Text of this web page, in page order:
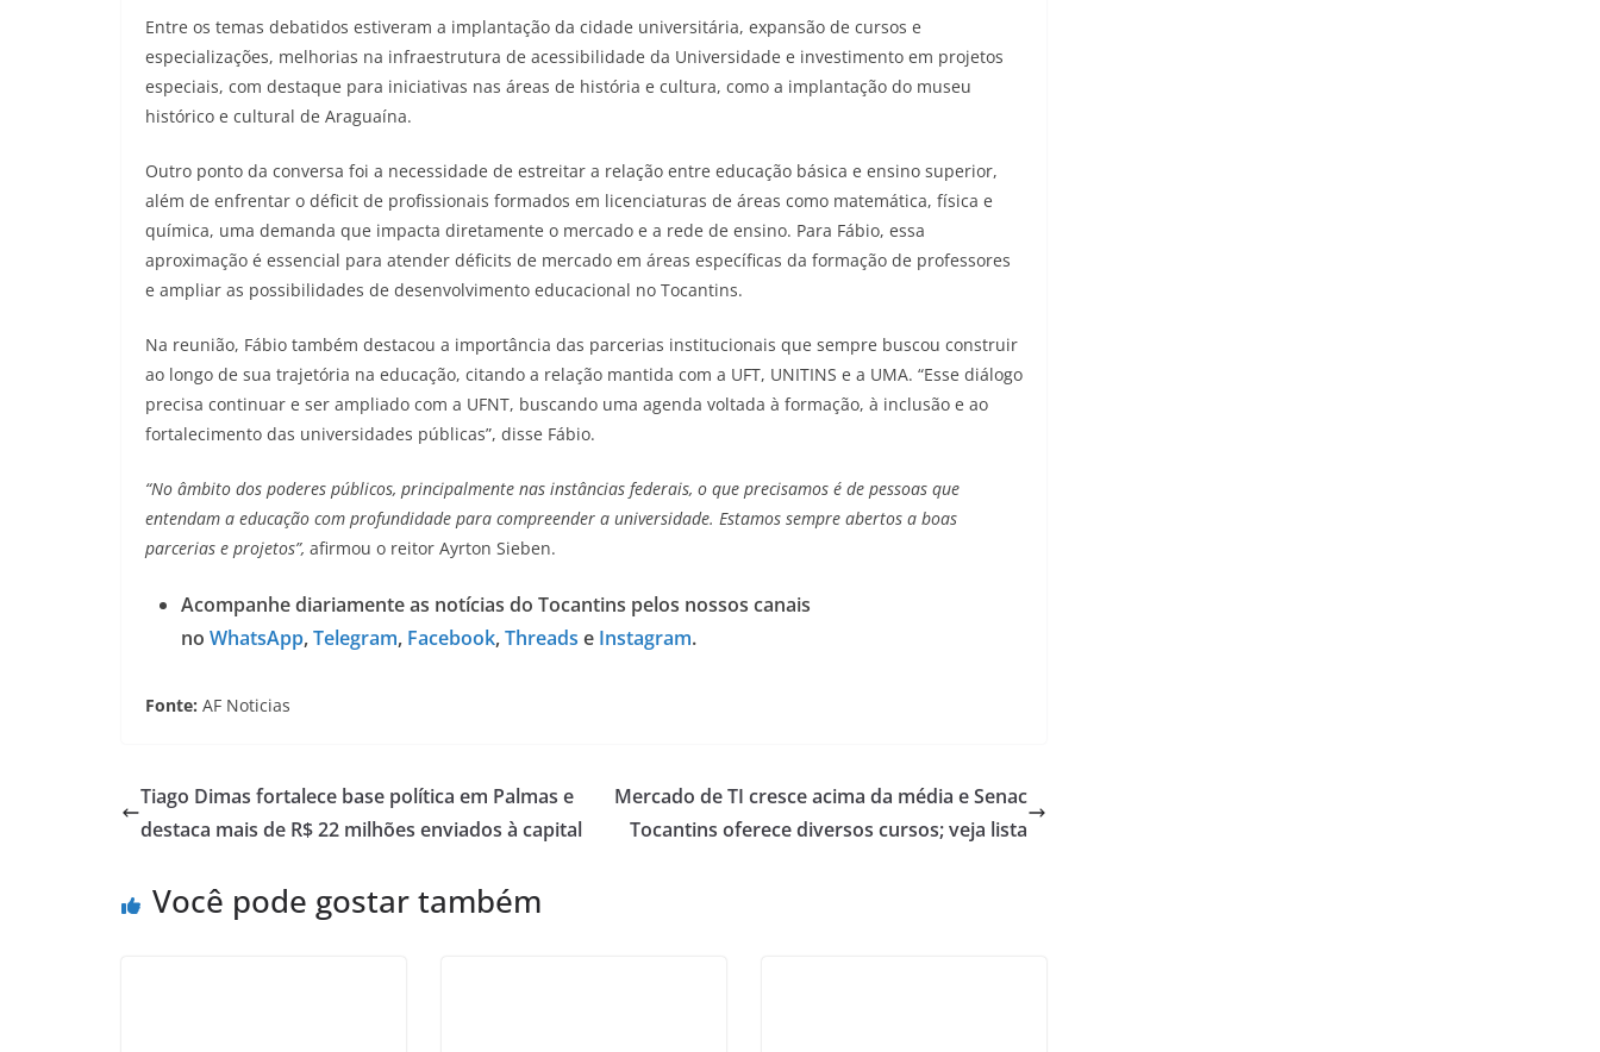
Entre os temas debatidos estiveram a implantação da cidade universitária, expansão de cursos e
especializações, melhorias na infraestrutura de acessibilidade da Universidade e investimento em projetos
especiais, com destaque para iniciativas nas áreas de história e cultura, como a implantação do museu
histórico e cultural de Araguaína.
Outro ponto da conversa foi a necessidade de estreitar a relação entre educação básica e ensino superior,
além de enfrentar o déficit de profissionais formados em licenciaturas de áreas como matemática, física e
química, uma demanda que impacta diretamente o mercado e a rede de ensino. Para Fábio, essa
aproximação é essencial para atender déficits de mercado em áreas específicas da formação de professores
e ampliar as possibilidades de desenvolvimento educacional no Tocantins.
Na reunião, Fábio também destacou a importância das parcerias institucionais que sempre buscou construir
ao longo de sua trajetória na educação, citando a relação mantida com a UFT, UNITINS e a UMA. “Esse diálogo
precisa continuar e ser ampliado com a UFNT, buscando uma agenda voltada à formação, à inclusão e ao
fortalecimento das universidades públicas”, disse Fábio.
“No âmbito dos poderes públicos, principalmente nas instâncias federais, o que precisamos é de pessoas que
entendam a educação com profundidade para compreender a universidade. Estamos sempre abertos a boas
parcerias e projetos”, afirmou o reitor Ayrton Sieben.
Acompanhe diariamente as notícias do Tocantins pelos nossos canais
no WhatsApp,Telegram, Facebook,Threads e Instagram.
Fonte: AF Noticias
Tiago Dimas fortalece base política em Palmas e
destaca mais de R$ 22 milhões enviados à capital
Mercado de TI cresce acima da média e Senac
Tocantins oferece diversos cursos; veja lista
Você pode gostar também